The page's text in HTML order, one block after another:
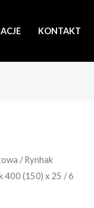
KONTAKT
/ Rynhak
400 (150) x 25 / 6